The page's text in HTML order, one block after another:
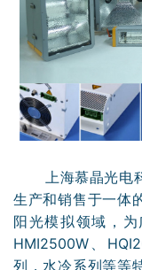
上海慕晶光电
生产和销售于一体
阳光模拟领域，为
HMI2500W、
列，水冷系列等等